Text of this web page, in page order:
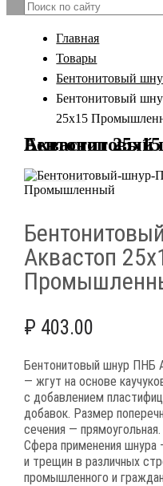
Главная
Товары
Бентонитовый
Бентонитовый
25х15
Бентонитовый шнур ПНБ
Аквастоп
₽ 403.00
Бентонитовый шнур ПНБ
— жгут на основе
с добавлением
добавок. Размер
сечения —
Сфера применения шнура
и трещин в различных
промышленного и